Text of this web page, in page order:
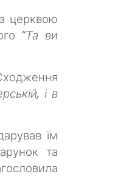
церквою
“Та ви
і в
їм
та